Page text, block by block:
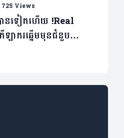
725 Views
ានទៀតហើយ !Real
ាករឆ្នើមមុនជំនួប
)